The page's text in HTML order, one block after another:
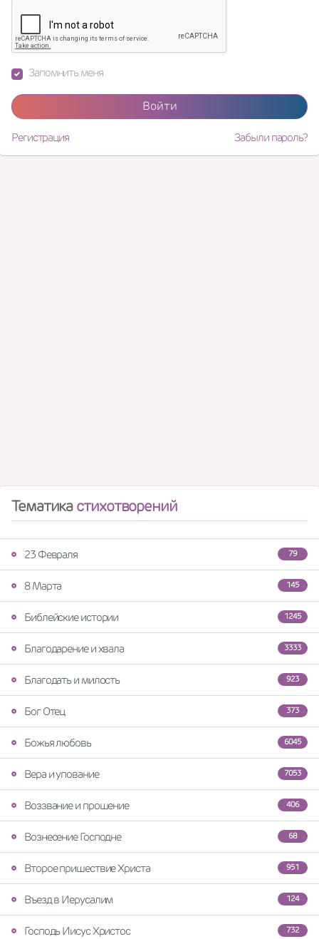
Запомнить меня
Войти
Регистрация Забыли пароль?
Тематикастихотворений
79
23 Февраля
145
8 Марта
1245
Библейские истории
3333
Благодарение и хвала
923
Благодать и милость
373
Бог Отец
6045
Божья любовь
7053
Вера и упование
406
Воззвание и прошение
68
Вознесение Господне
951
Второе пришествие Христа
124
Въезд в Иерусалим
732
Господь Иисус Христос